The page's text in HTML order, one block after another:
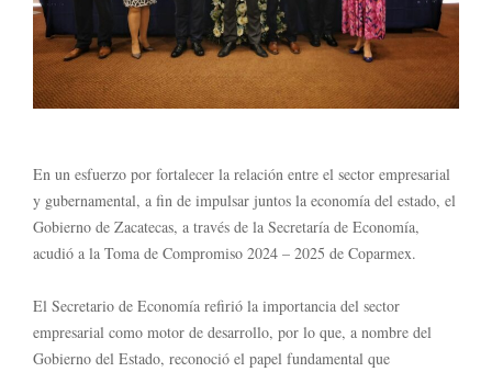
En un esfuerzo por fortalecer la relación entre el sector empresarial
y gubernamental, a fin de impulsar juntos la economía del estado, el
Gobierno de Zacatecas, a través de la Secretaría de Economía,
acudió a la Toma de Compromiso 2024 – 2025 de Coparmex.
El Secretario de Economía refirió la importancia del sector
empresarial como motor de desarrollo, por lo que, a nombre del
Gobierno del Estado, reconoció el papel fundamental que